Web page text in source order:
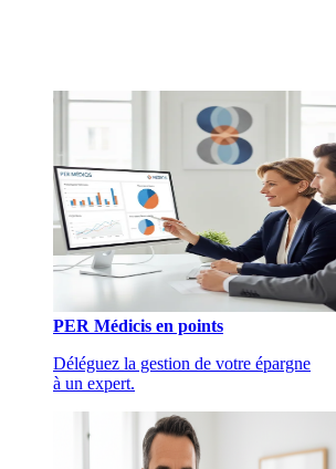
PER Médicis en points
Déléguez la gestion de votre épargne
à un expert.